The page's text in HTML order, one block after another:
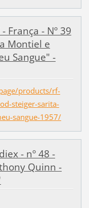
- França - Nº 39
Montiel e
Sangue" -
products/rf-
steiger-sarita-
sangue-1957/
- nº 48 -
Quinn -